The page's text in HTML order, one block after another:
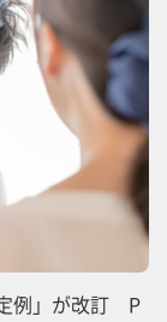
例」が改訂 P